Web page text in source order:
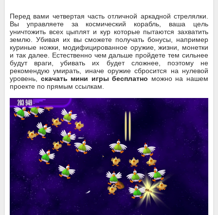
Перед вами четвертая часть отличной аркадной стрелялки.
Вы управляете за космический корабль, ваша цель
уничтожить всех цыплят и кур которые пытаются захватить
землю. Убивая их вы сможете получать бонусы, например
куриные ножки, модифицированное оружие, жизни, монетки
и так далее. Естественно чем дальше пройдете тем сильнее
будут враги, убивать их будет сложнее, поэтому не
рекомендую умирать, иначе оружие сбросится на нулевой
уровень, скачать мини игры бесплатно можно на нашем
проекте по прямым ссылкам.